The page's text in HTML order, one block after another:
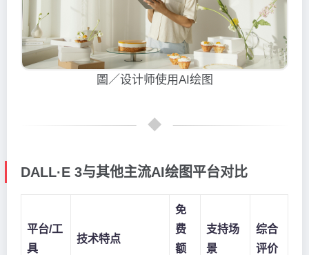
圖／设计师使用AI绘图
DALL·E 3与其他主流AI绘图平台对比
平台/工
具
技术特点
免
费
额
支持场
景
综合
评价